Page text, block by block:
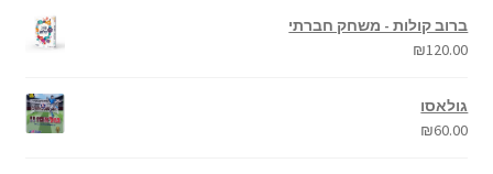
ברוב קולות - משחק חברתי
₪120.00
גולאסו
₪60.00